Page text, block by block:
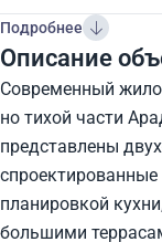
Подробнее
Описание
Современный
но тихой части
представлены
планировкой
большими